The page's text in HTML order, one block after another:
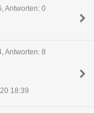
Antworten: 0
Antworten: 8
18:39